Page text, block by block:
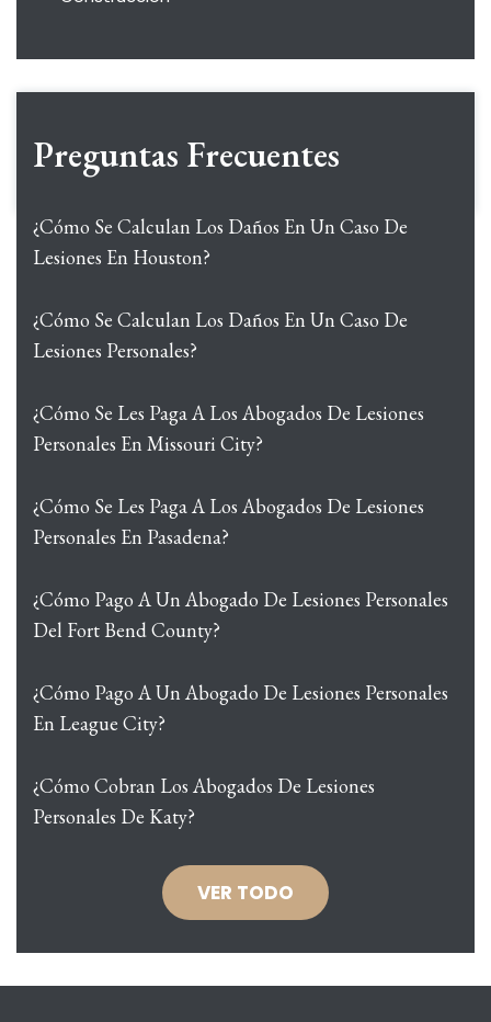
Preguntas Frecuentes
¿Cómo Se Calculan Los Daños En Un Caso De
Lesiones En Houston?
¿Cómo Se Calculan Los Daños En Un Caso De
Lesiones Personales?
¿Cómo Se Les Paga A Los Abogados De Lesiones
Personales En Missouri City?
¿Cómo Se Les Paga A Los Abogados De Lesiones
Personales En Pasadena?
¿Cómo Pago A Un Abogado De Lesiones Personales
Del Fort Bend County?
¿Cómo Pago A Un Abogado De Lesiones Personales
En League City?
¿Cómo Cobran Los Abogados De Lesiones
Personales De Katy?
VER TODO